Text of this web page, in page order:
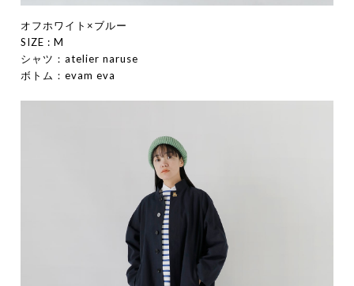
オフホワイト×ブルー
SIZE : M
シャツ：atelier naruse
ボトム：evam eva